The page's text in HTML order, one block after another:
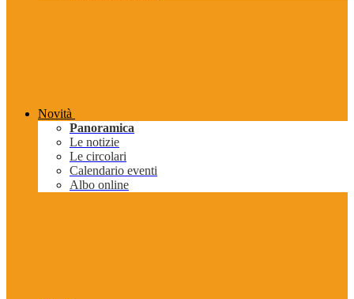
Novità
Panoramica
Le notizie
Le circolari
Calendario eventi
Albo online